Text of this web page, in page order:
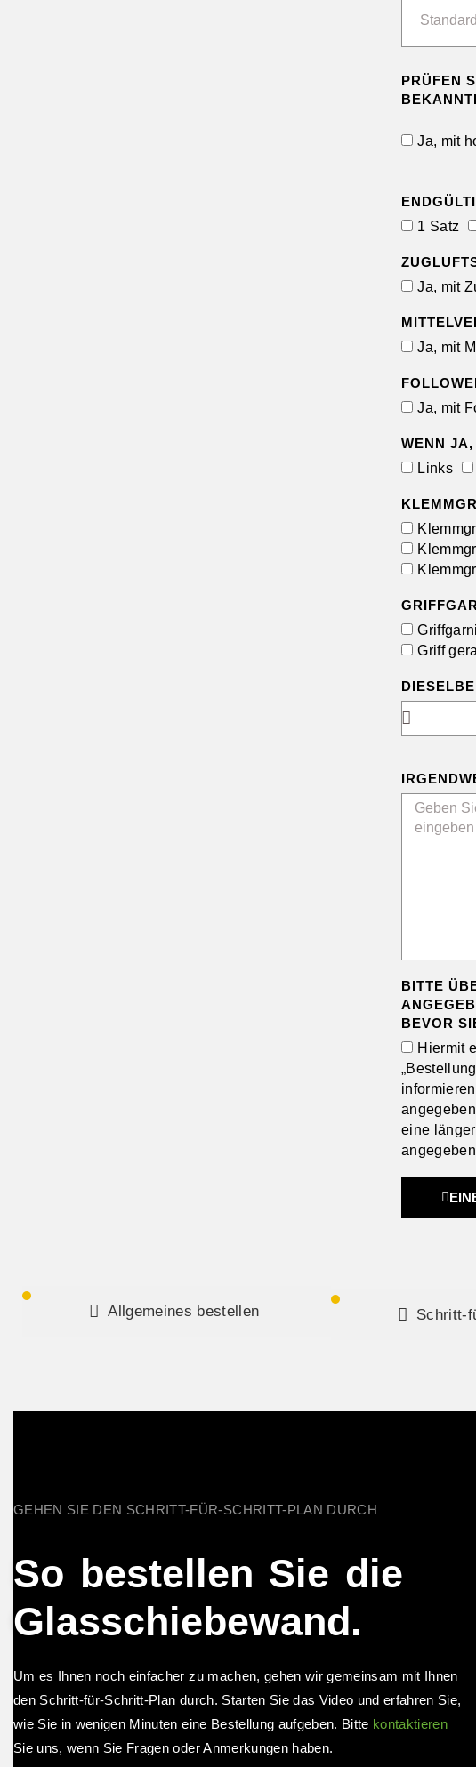
PRÜFEN
Ja, mit
1 Satz
Ja, mit
Ja, mit
Ja, mit
WENN
Links
Griff
BITTE
EVOR
Hiermit
eine
Allgemeines bestellen Schritt-
GEHEN SIE DEN SCHRITT-FÜR-SCHRITT-PLAN DURCH
So bestellen Sie die
Glasschiebewand.
Um es Ihnen noch einfacher zu machen, gehen wir gemeinsam mit Ihnen
den Schritt-für-Schritt-Plan durch. Starten Sie das Video und erfahren Sie,
wie Sie in wenigen Minuten eine Bestellung aufgeben. Bitte kontaktieren
Sie uns, wenn Sie Fragen oder Anmerkungen haben.